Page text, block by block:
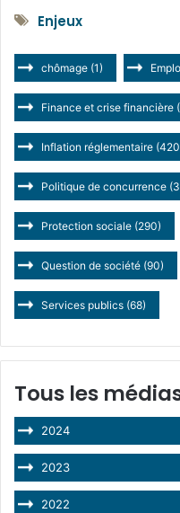
Enjeux
chômage (1)
Finance et crise financière
Inflation réglementaire
Politique de concurrence
Protection sociale (290)
Question de société (90)
Services publics (68)
Tous les
2024
2023
2022